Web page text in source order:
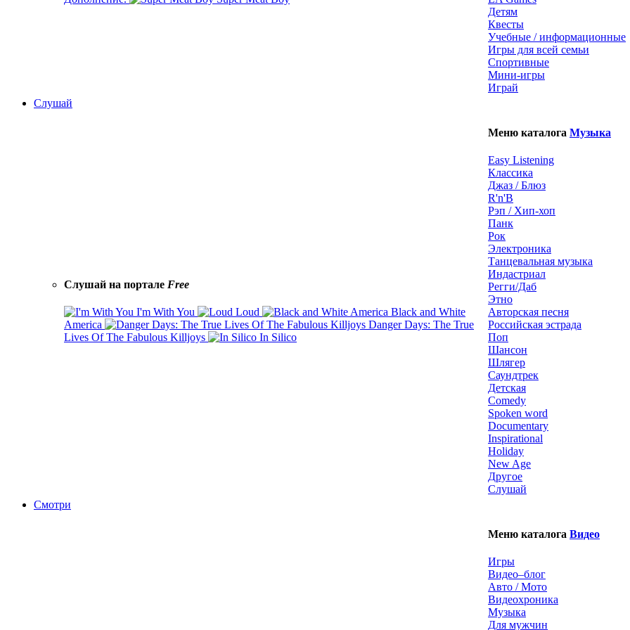
Детям
Квесты
Учебные / информационные
Игры для всей семьи
Спортивные
Мини-игры
Играй
Слушай
Слушай на портале Free
I'm With You Loud
Black and White
America
Danger Days: The True
Lives Of The Fabulous Killjoys
In Silico
Меню каталога Музыка
Easy Listening
Классика
Джаз / Блюз
R'n'B
Рэп / Хип-хоп
Панк
Рок
Электроника
Танцевальная музыка
Индастриал
Регги/Даб
Этно
Авторская песня
Российская эстрада
Поп
Шансон
Шлягер
Саундтрек
Детская
Comedy
Spoken word
Documentary
Inspirational
Holiday
New Age
Другое
Слушай
Смотри
Меню каталога Видео
Игры
Видео–блог
Авто / Мото
Видеохроника
Музыка
Для мужчин